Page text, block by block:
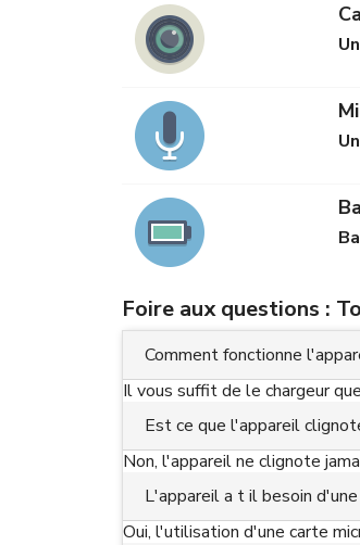
Foire aux questions :
Comment fonctionne
Il vous suffit de le chargeur
Est ce que l'appareil
Non, l'appareil ne clignote
L'appareil a t il besoin
Oui, l'utilisation d'une carte